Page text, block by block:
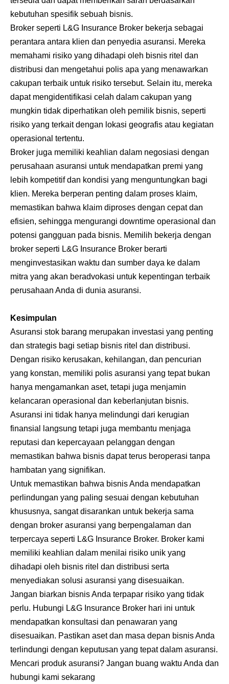
kebutuhan spesifik sebuah bisnis.
Broker seperti L&G Insurance Broker bekerja sebagai
perantara antara klien dan penyedia asuransi. Mereka
memahami risiko yang dihadapi oleh bisnis ritel dan
distribusi dan mengetahui polis apa yang menawarkan
cakupan terbaik untuk risiko tersebut. Selain itu, mereka
dapat mengidentifikasi celah dalam cakupan yang
mungkin tidak diperhatikan oleh pemilik bisnis, seperti
risiko yang terkait dengan lokasi geografis atau kegiatan
operasional tertentu.
Broker juga memiliki keahlian dalam negosiasi dengan
perusahaan asuransi untuk mendapatkan premi yang
lebih kompetitif dan kondisi yang menguntungkan bagi
klien. Mereka berperan penting dalam proses klaim,
memastikan bahwa klaim diproses dengan cepat dan
efisien, sehingga mengurangi downtime operasional dan
potensi gangguan pada bisnis. Memilih bekerja dengan
broker seperti L&G Insurance Broker berarti
menginvestasikan waktu dan sumber daya ke dalam
mitra yang akan beradvokasi untuk kepentingan terbaik
perusahaan Anda di dunia asuransi.
Kesimpulan
Asuransi stok barang merupakan investasi yang penting
dan strategis bagi setiap bisnis ritel dan distribusi.
Dengan risiko kerusakan, kehilangan, dan pencurian
yang konstan, memiliki polis asuransi yang tepat bukan
hanya mengamankan aset, tetapi juga menjamin
kelancaran operasional dan keberlanjutan bisnis.
Asuransi ini tidak hanya melindungi dari kerugian
finansial langsung tetapi juga membantu menjaga
reputasi dan kepercayaan pelanggan dengan
memastikan bahwa bisnis dapat terus beroperasi tanpa
hambatan yang signifikan.
Untuk memastikan bahwa bisnis Anda mendapatkan
perlindungan yang paling sesuai dengan kebutuhan
khususnya, sangat disarankan untuk bekerja sama
dengan broker asuransi yang berpengalaman dan
terpercaya seperti L&G Insurance Broker. Broker kami
memiliki keahlian dalam menilai risiko unik yang
dihadapi oleh bisnis ritel dan distribusi serta
menyediakan solusi asuransi yang disesuaikan.
Jangan biarkan bisnis Anda terpapar risiko yang tidak
perlu. Hubungi L&G Insurance Broker hari ini untuk
mendapatkan konsultasi dan penawaran yang
disesuaikan. Pastikan aset dan masa depan bisnis Anda
terlindungi dengan keputusan yang tepat dalam asuransi.
Mencari produk asuransi? Jangan buang waktu Anda dan
hubungi kami sekarang